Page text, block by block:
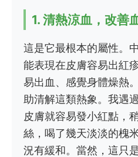
1. 清熱涼血，改善
這是它最根本的屬性。
能表現在皮膚容易出紅
易出血、感覺身體燥熱
助清解這類熱象。我遇
皮膚就容易發小紅點，
絲，喝了幾天淡淡的槐
況有緩和。當然，這只